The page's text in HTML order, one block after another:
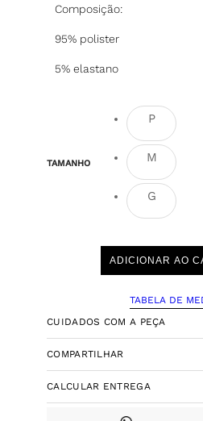
Composição:
95% polister
5% elastano
TAMANHO
P
M
G
ADICIONAR AO
TABELA DE
CUIDADOS COM A PEÇA
COMPARTILHAR
CALCULAR ENTREGA